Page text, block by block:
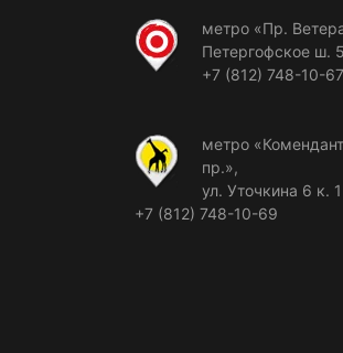
метро «Пр.
Петергофское ш.
+7 (812) 748-10-67
метро
пр.»,
ул. Уточкина 6 к. 1
+7 (812) 748-10-69